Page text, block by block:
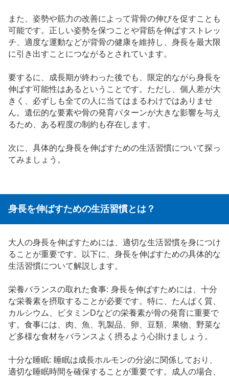
また、姿勢や筋力の改善によって背骨の伸びを促すことも
可能です。正しい姿勢を保つことや背筋を伸ばすストレッ
チ、適度な運動などが背骨の健康を維持し、身長を最大限
に引き出すことにつながるとされています。
要するに、成長期が終わった後でも、限定的ながら身長を
伸ばす可能性はあるということです。ただし、個人差が大
きく、必ずしも全ての人に当てはまるわけではありませ
ん。遺伝的な要素や骨の発育パターンが大きな影響を与え
るため、ある程度の制約も存在します。
次に、具体的な身長を伸ばすための生活習慣について探っ
てみましょう。
身長を伸ばすための生活習慣とは？
大人の身長を伸ばすためには、適切な生活習慣を身につけ
ることが重要です。以下に、身長を伸ばすための具体的な
生活習慣について解説します。
栄養バランスの取れた食事: 身長を伸ばすためには、十分
な栄養素を摂取することが必要です。特に、たんぱく質、
カルシウム、ビタミンDなどの栄養素が骨の発育に重要で
す。食事には、肉、魚、乳製品、卵、豆類、果物、野菜な
ど多様な食材をバランスよく摂るよう心掛けましょう。
十分な睡眠: 睡眠は成長ホルモンの分泌に関係しており、
適切な睡眠時間を確保することが重要です。成人の場合、